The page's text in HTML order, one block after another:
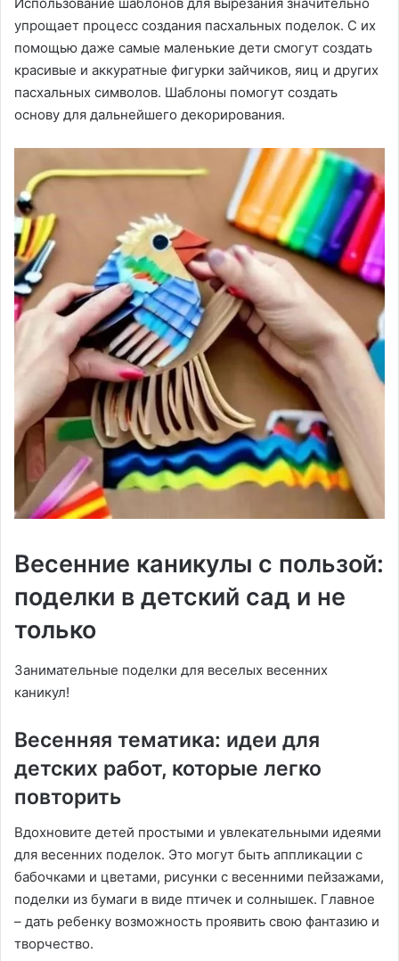
упрощает процесс создания пасхальных поделок. С их
помощью даже самые маленькие дети смогут создать
красивые и аккуратные фигурки зайчиков, яиц и других
пасхальных символов. Шаблоны помогут создать
основу для дальнейшего декорирования.
Весенние каникулы с пользой:
поделки в детский сад и не
только
Занимательные поделки для веселых весенних
каникул!
Весенняя тематика: идеи для
детских работ, которые легко
повторить
Вдохновите детей простыми и увлекательными идеями
для весенних поделок. Это могут быть аппликации с
бабочками и цветами, рисунки с весенними пейзажами,
поделки из бумаги в виде птичек и солнышек. Главное
– дать ребенку возможность проявить свою фантазию и
творчество.